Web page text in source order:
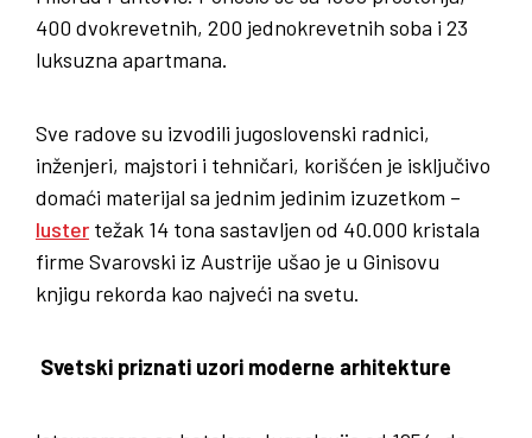
400 dvokrevetnih, 200 jednokrevetnih soba i 23
luksuzna apartmana.
Sve radove su izvodili jugoslovenski radnici,
inženjeri, majstori i tehničari, korišćen je isključivo
domaći materijal sa jednim jedinim izuzetkom –
luster težak 14 tona sastavljen od 40.000 kristala
firme Svarovski iz Austrije ušao je u Ginisovu
knjigu rekorda kao najveći na svetu.
Svetski priznati uzori moderne arhitekture